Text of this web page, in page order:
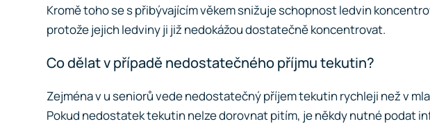
Kromě toho se s přibývajícím věkem snižuje schopnost ledvin
protože jejich ledviny ji již nedokážou dostatečně koncentrovat.
Co dělat v případě nedostatečného příjmu tekutin?
Zejména v u seniorů vede nedostatečný příjem tekutin rychleji než v
Pokud nedostatek tekutin nelze dorovnat pitím, je někdy nutné podat